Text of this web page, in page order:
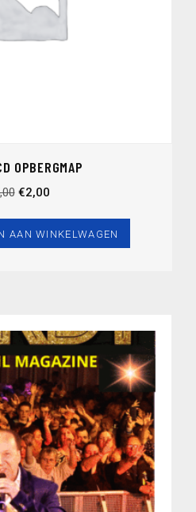
OPBERGMAP
Oorspronkelijke
was:
€5,00.
€2,00Huidige
is:
€2,00.
AAN WINKELWAGEN